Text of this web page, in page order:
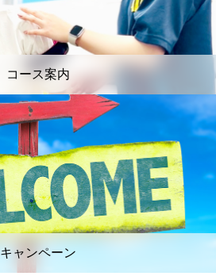
コース案内
キャンペーン